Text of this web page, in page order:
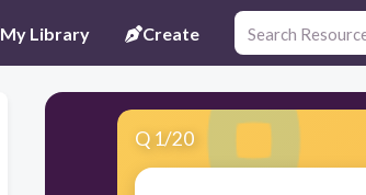
My Library Create
Q 1/20